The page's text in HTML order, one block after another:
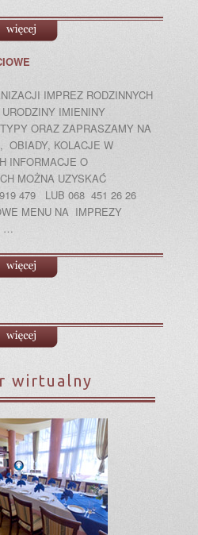
IMPREZ RODZINNYCH
IMIENINY
ORAZ ZAPRASZAMY NA
OBIADY, KOLACJE W
INFORMACJE O
MOŻNA UZYSKAĆ
479 LUB 068 451 26 26
MENU NA IMPREZY
…
wirtualny